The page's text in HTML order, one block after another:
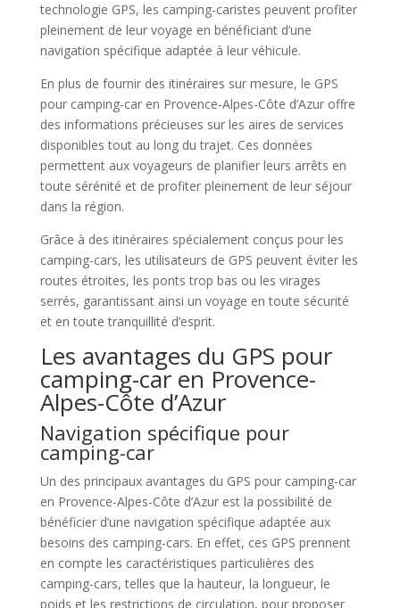
technologie GPS, les camping-caristes peuvent profiter
pleinement de leur voyage en bénéficiant d’une
navigation spécifique adaptée à leur véhicule.
En plus de fournir des itinéraires sur mesure, le GPS
pour camping-car en Provence-Alpes-Côte d’Azur offre
des informations précieuses sur les aires de services
disponibles tout au long du trajet. Ces données
permettent aux voyageurs de planifier leurs arrêts en
toute sérénité et de profiter pleinement de leur séjour
dans la région.
Grâce à des itinéraires spécialement conçus pour les
camping-cars, les utilisateurs de GPS peuvent éviter les
routes étroites, les ponts trop bas ou les virages
serrés, garantissant ainsi un voyage en toute sécurité
et en toute tranquillité d’esprit.
Les avantages du GPS pour
camping-car en Provence-
Alpes-Côte d’Azur
Navigation spécifique pour
camping-car
Un des principaux avantages du GPS pour camping-car
en Provence-Alpes-Côte d’Azur est la possibilité de
bénéficier d’une navigation spécifique adaptée aux
besoins des camping-cars. En effet, ces GPS prennent
en compte les caractéristiques particulières des
camping-cars, telles que la hauteur, la longueur, le
poids et les restrictions de circulation, pour proposer